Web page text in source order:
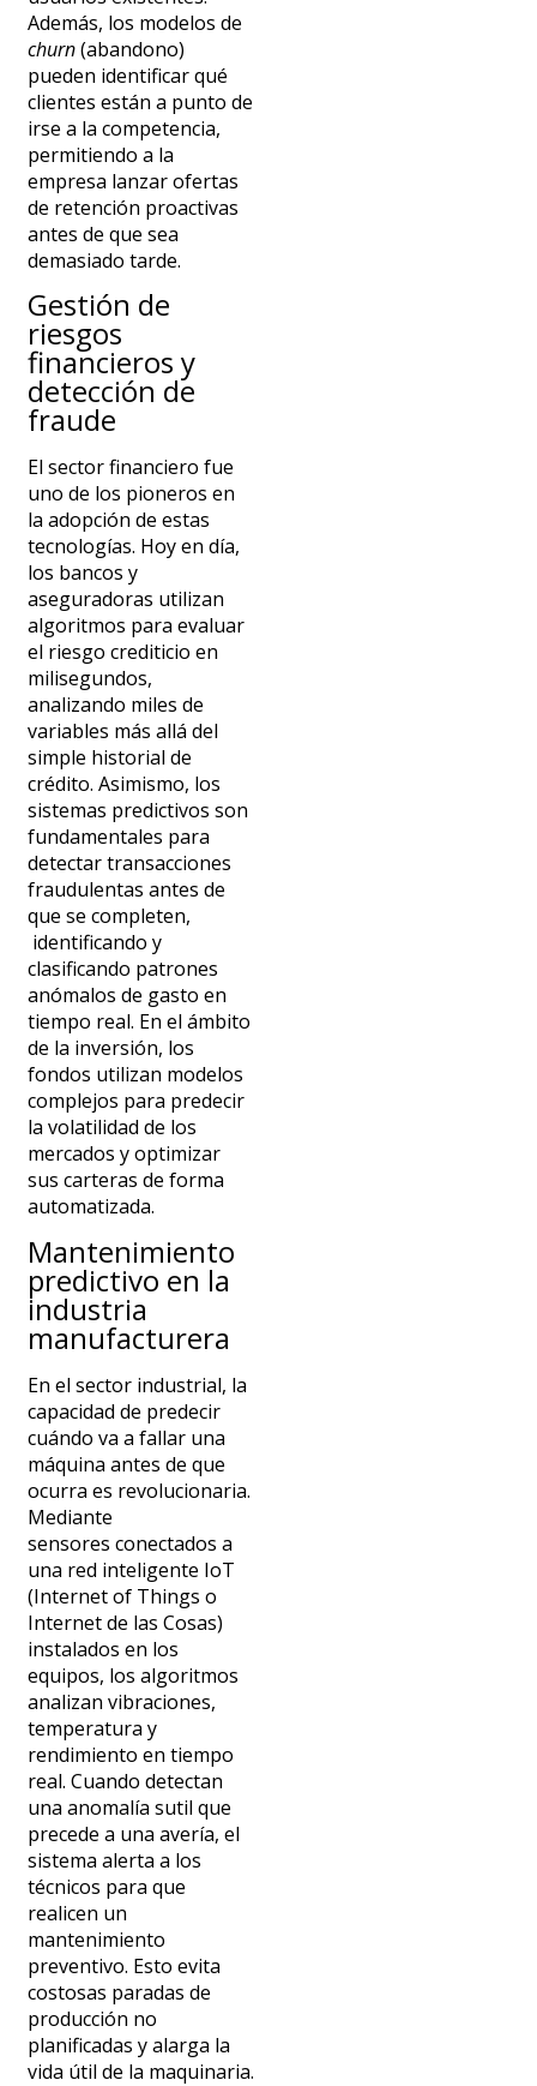
Además, los modelos de
churn(abandono)
pueden identificar qué
clientes están a punto de
irse a la competencia,
permitiendo a la
empresa lanzar ofertas
de retención proactivas
antes de que sea
demasiado tarde.
Gestión de
riesgos
financieros y
detección de
fraude
El sector financiero fue
uno de los pioneros en
la adopción de estas
tecnologías. Hoy en día,
los bancos y
aseguradoras utilizan
algoritmos para evaluar
el riesgo crediticio en
milisegundos,
analizando miles de
variables más allá del
simple historial de
crédito. Asimismo, los
sistemas predictivos son
fundamentales para
detectar transacciones
fraudulentas antes de
que se completen,
identificando y
clasificando patrones
anómalos de gasto en
tiempo real. En el ámbito
de la inversión, los
fondos utilizan modelos
complejos para predecir
la volatilidad de los
mercados y optimizar
sus carteras de forma
automatizada.
Mantenimiento
predictivo en la
industria
manufacturera
En el sector industrial, la
capacidad de predecir
cuándo va a fallar una
máquina antes de que
ocurra es revolucionaria.
Mediante
sensoresconectados a
una red inteligente IoT
(Internet of Things o
Internet de las Cosas)
instalados en los
equipos, los algoritmos
analizan vibraciones,
temperatura y
rendimiento en tiempo
real. Cuando detectan
una anomalía sutil que
precede a una avería, el
sistema alerta a los
técnicos para que
realicen un
mantenimiento
preventivo. Esto evita
costosas paradas de
producción no
planificadas y alarga la
vida útil de la maquinaria.